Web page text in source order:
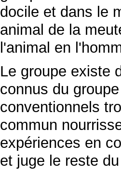
docile et dans le
animal de la
l'animal en
Le groupe existe
connus du
conventionnels
commun
expériences en
et juge le reste